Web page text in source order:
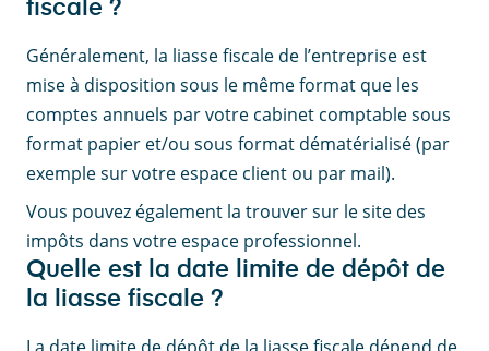
fiscale ?
Généralement, la liasse fiscale de l’entreprise est
mise à disposition sous le même format que les
comptes annuels par votre cabinet comptable sous
format papier et/ou sous format dématérialisé (par
exemple sur votre espace client ou par mail).
Vous pouvez également la trouver sur le site des
impôts dans votre espace professionnel.
Quelle est la date limite de dépôt de
la liasse fiscale ?